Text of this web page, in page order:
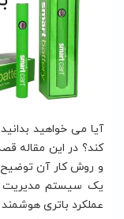
آیا می خواهید
کند؟ در این مقاله
و روش کار آن توضیح
عملکرد باتری